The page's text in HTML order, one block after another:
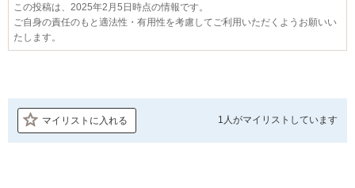
この投稿は、2025年2月5日時点の情報です。
ご自身の責任のもと適法性・有用性を考慮してご利用いただくようお願いい
たします。
マイリストに入れる 1人がマイリストしています